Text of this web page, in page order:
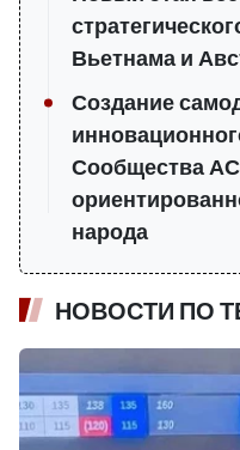
Вьетнама и
Создание
Сообщества
народа
НОВОСТИ ПО